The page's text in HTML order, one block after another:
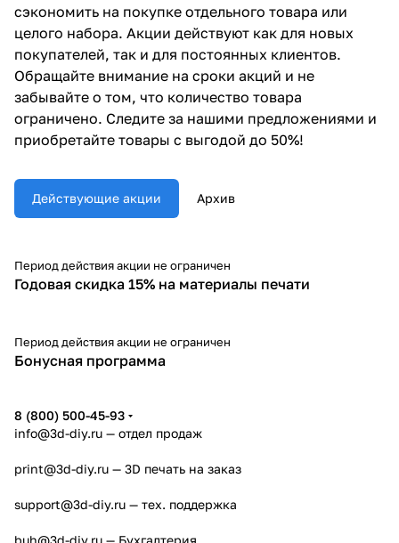
сэкономить на покупке отдельного товара или
целого набора. Акции действуют как для новых
покупателей, так и для постоянных клиентов.
Обращайте внимание на сроки акций и не
забывайте о том, что количество товара
ограничено. Следите за нашими предложениями и
приобретайте товары с выгодой до 50%!
Действующие акции Архив
Период действия акции не ограничен
Годовая скидка 15% на материалы печати
Период действия акции не ограничен
Бонусная программа
8 (800) 500-45-93
info@3d-diy.ru — отдел продаж
print@3d-diy.ru — 3D печать на заказ
support@3d-diy.ru — тех. поддержка
buh@3d-diy.ru — Бухгалтерия